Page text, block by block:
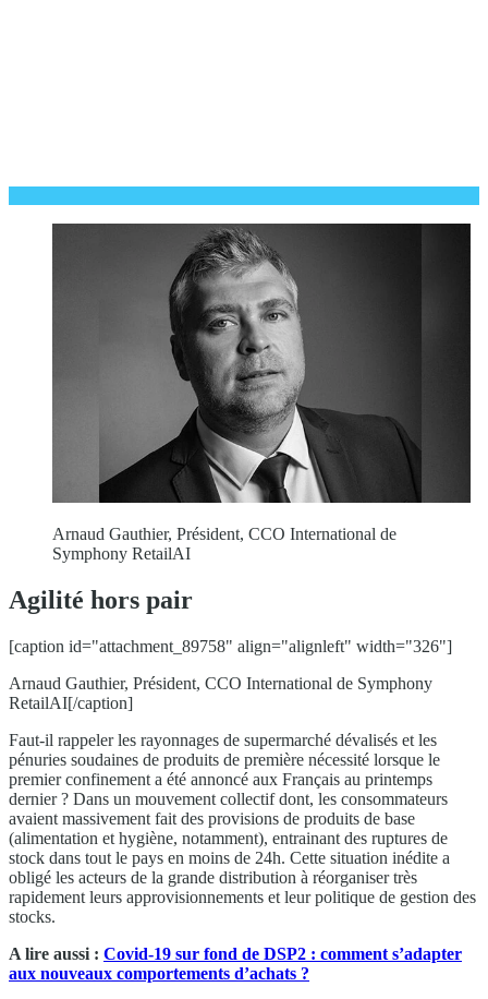
Arnaud Gauthier, Président, CCO International de
Symphony RetailAI
Agilité hors pair
[caption id="attachment_89758" align="alignleft" width="326"]
Arnaud Gauthier, Président, CCO International de Symphony
RetailAI[/caption]
Faut-il rappeler les rayonnages de supermarché dévalisés et les
pénuries soudaines de produits de première nécessité lorsque le
premier confinement a été annoncé aux Français au printemps
dernier ? Dans un mouvement collectif dont, les consommateurs
avaient massivement fait des provisions de produits de base
(alimentation et hygiène, notamment), entrainant des ruptures de
stock dans tout le pays en moins de 24h. Cette situation inédite a
obligé les acteurs de la grande distribution à réorganiser très
rapidement leurs approvisionnements et leur politique de gestion des
stocks.
A lire aussi : Covid-19 sur fond de DSP2 : comment s’adapter
aux nouveaux comportements d’achats ?